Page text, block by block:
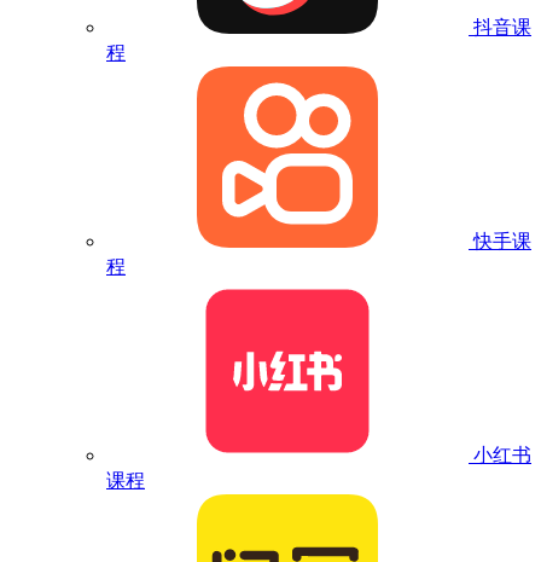
抖音课
程
快手课
程
小红书
课程